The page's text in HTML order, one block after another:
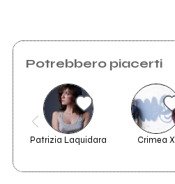
Potrebbero piacerti
Patrizia Laquidara Crimea X